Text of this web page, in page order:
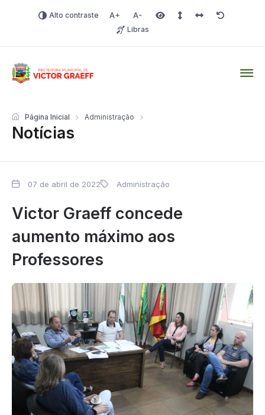
Alto contraste Aumentar fonte
Diminuir fonteÁrea selecionada
Espaçamento de linha
Espaço dos
Redefinir
Libras
Notícias
Página Inicial Administração
07 de abril de 2022 Administração
Victor Graeff concede
aumento máximo aos
Professores